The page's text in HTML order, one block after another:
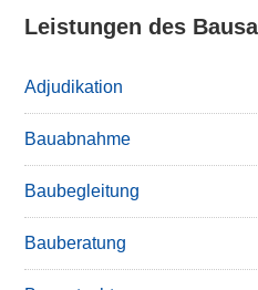
Leistungen des
Adjudikation
Bauabnahme
Baubegleitung
Bauberatung